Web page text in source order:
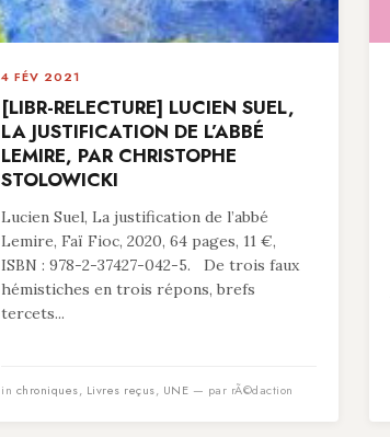
4 FÉV 2021
[LIBR-RELECTURE] LUCIEN SUEL,
LA JUSTIFICATION DE L’ABBÉ
LEMIRE, PAR CHRISTOPHE
STOLOWICKI
Lucien Suel, La justification de l’abbé
Lemire, Faï Fioc, 2020, 64 pages, 11 €,
ISBN : 978-2-37427-042-5. De trois faux
hémistiches en trois répons, brefs
tercets...
in chroniques, Livres reçus, UNE — par rÃ©daction